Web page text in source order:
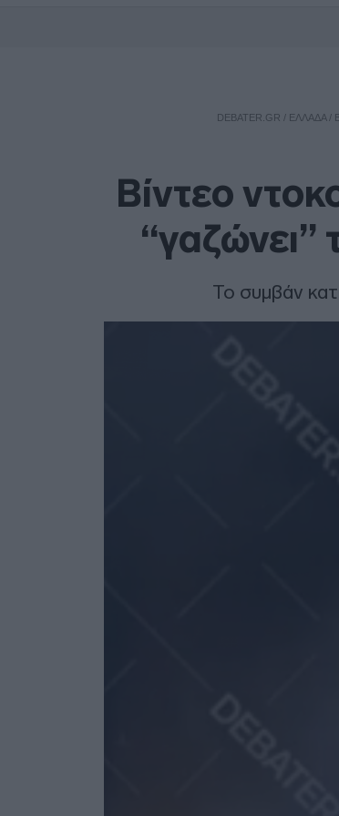
DEBATER.GR / ΕΛΛΑΔΑ/
Βίντεο
“γαζώνει”
Το συμβάν